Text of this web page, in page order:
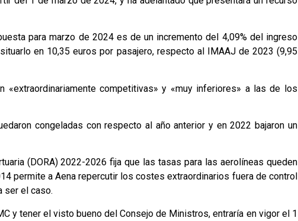
para marzo de 2024 es de un incremento del 4,09% del ingreso
en 10,35 euros por pasajero, respecto al IMAAJ de 2023 (9,95
competitivas» y «muy inferiores» a las de los
congeladas con respecto al año anterior y en 2022 bajaron un
(DORA) 2022-2026 fija que las tasas para las aerolíneas queden
permite a Aena repercutir los costes extraordinarios fuera de control
ser el caso.
y tener el visto bueno del Consejo de Ministros, entraría en vigor el 1